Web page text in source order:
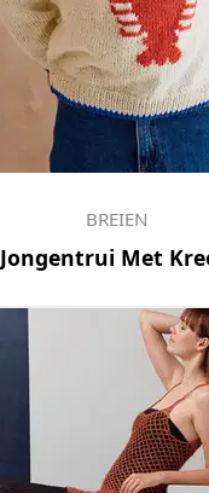
BREIEN
Jongentrui Met